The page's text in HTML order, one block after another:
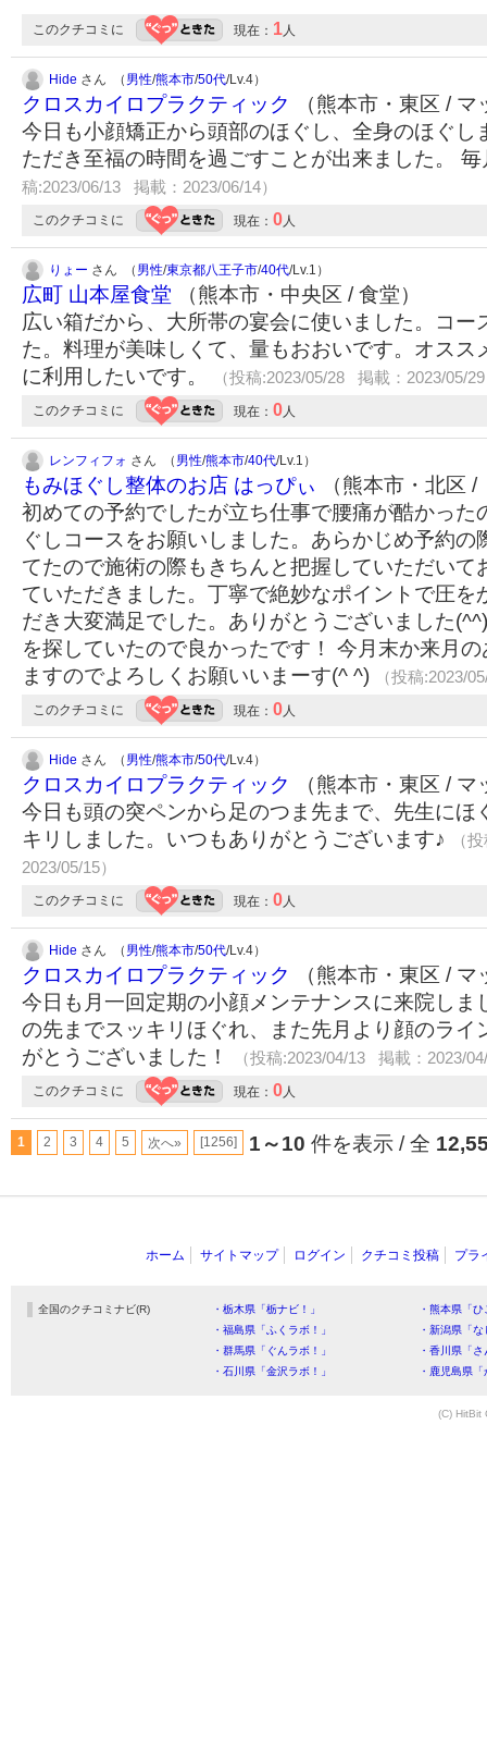
このクチコミに 現在： 1人
Hide さん （ 男性/熊本市/50代/Lv.4）
クロスカイロプラクティック
（熊本市・東区 /
今日も小顔矯正から頭部のほぐし、全身のほぐし
ただき至福の時間を過ごすことが出来ました。
稿:2023/06/13 掲載：2023/06/14）
このクチコミに 現在： 0人
りょー さん （ 男性/東京都八王子市/40代/Lv.1）
広町 山本屋食堂 （熊本市・中央区 / 食堂）
広い箱だから、大所帯の宴会に使いました。コー
た。料理が美味しくて、量もおおいです。オスス
に利用したいです。
（投稿:2023/05/28 掲載：2023/05/
このクチコミに 現在： 0人
レンフィフォ さん （ 男性/熊本市/40代/Lv.1）
もみほぐし整体のお店 はっぴぃ （熊本市・北区
初めての予約でしたが立ち仕事で腰痛が酷かった
ぐしコースをお願いしました。あらかじめ予約の
てたので施術の際もきちんと把握していただいて
ていただきました。丁寧で絶妙なポイントで圧を
だき大変満足でした。ありがとうございました
を探していたので良かったです！ 今月末か来月
ますのでよろしくお願いいまーす(^ ^)
（投稿:2023/
このクチコミに 現在： 0人
Hide さん （ 男性/熊本市/50代/Lv.4）
クロスカイロプラクティック
（熊本市・東区 /
今日も頭の突ペンから足のつま先まで、先生にほ
キリしました。いつもありがとうございます♪
（
2023/05/15）
このクチコミに 現在： 0人
Hide さん （ 男性/熊本市/50代/Lv.4）
クロスカイロプラクティック
（熊本市・東区 /
今日も月一回定期の小顔メンテナンスに来院しま
の先までスッキリほぐれ、また先月より顔のライ
がとうございました！
（投稿:2023/04/13 掲載：2023/
このクチコミに 現在： 0人
1 2 3 4 5 次へ» [1256] 1～10 件を表示 / 全
ホーム サイトマップ ログイン クチコミ投稿 プラ
全国のクチコミナビ(R) ・栃木県「栃ナビ！」
・熊本県「
・福島県「ふくラボ！」
・新潟県「
・群馬県「ぐんラボ！」
・香川県「
・石川県「金沢ラボ！」
・鹿児島県
(C) HitBit